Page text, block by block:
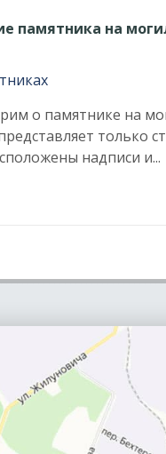
памятника на
о памятнике на
только
надписи и...